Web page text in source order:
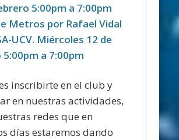
5:00pm a 7:00pm
Metros por Rafael Vidal
UCV. Miércoles 12 de
5:00pm a 7:00pm
inscribirte en el club y
en nuestras actividades,
redes que en
días estaremos dando